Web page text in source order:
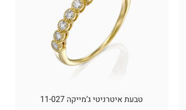
טבעת איטרניטי ג’מייקה 11-027